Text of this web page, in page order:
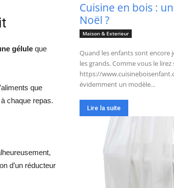
gélule que
que
chaque repas.
d’un réducteur
Cuisine en bois :
Noël ?
Maison & Exterieur
Quand les enfants sont encore
les grands. Comme vous le lirez
https://
évidemment un modèle...
Lire la suite